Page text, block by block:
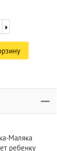
Маляка
ребенку